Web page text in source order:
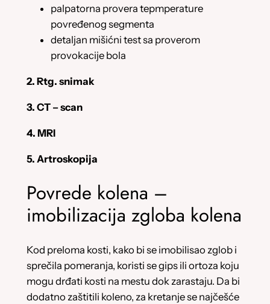
palpatorna provera tepmperature
povređenog segmenta
detaljan mišićni test sa proverom
provokacije bola
2. Rtg. snimak
3. CT – scan
4. MRI
5. Artroskopija
Povrede kolena –
imobilizacija zgloba kolena
Kod preloma kosti, kako bi se imobilisao zglob i
sprečila pomeranja, koristi se gips ili ortoza koju
mogu drđati kosti na mestu dok zarastaju. Da bi
dodatno zaštitili koleno, za kretanje se najčešće